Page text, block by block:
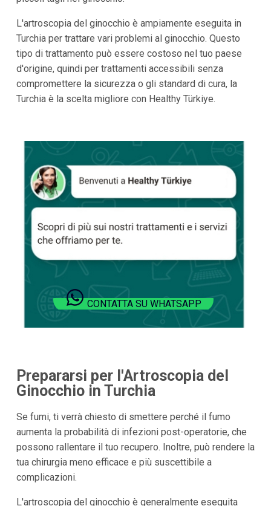
L'artroscopia del ginocchio è ampiamente eseguita in
Turchia per trattare vari problemi al ginocchio. Questo
tipo di trattamento può essere costoso nel tuo paese
d'origine, quindi per trattamenti accessibili senza
compromettere la sicurezza o gli standard di cura, la
Turchia è la scelta migliore con Healthy Türkiye.
CONTATTA SU WHATSAPP
Prepararsi per l'Artroscopia del
Ginocchio in Turchia
Se fumi, ti verrà chiesto di smettere perché il fumo
aumenta la probabilità di infezioni post-operatorie, che
possono rallentare il tuo recupero. Inoltre, può rendere la
tua chirurgia meno efficace e più suscettibile a
complicazioni.
L'artroscopia del ginocchio è generalmente eseguita